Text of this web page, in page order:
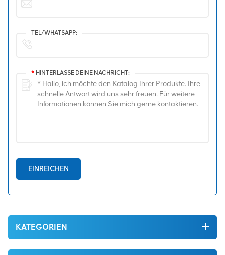
TEL/WHATSAPP:
* HINTERLASSE DEINE NACHRICHT:
EINREICHEN
KATEGORIEN